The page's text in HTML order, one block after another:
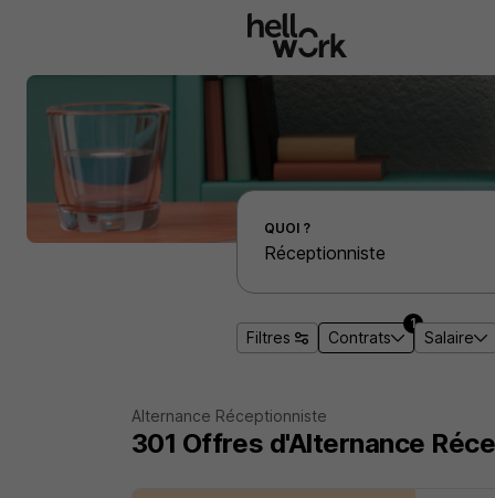
Effectuer une recherche d'emploi par localité
QUOI ?
Filtres Contrats
1
Salaire
Alternance Réceptionniste
301 Offres d'Alternance